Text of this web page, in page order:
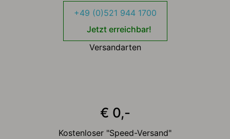
+49 (0)521 944 1700
Jetzt erreichbar!
Versandarten
€ 0,-
Kostenloser "Speed-Versand"